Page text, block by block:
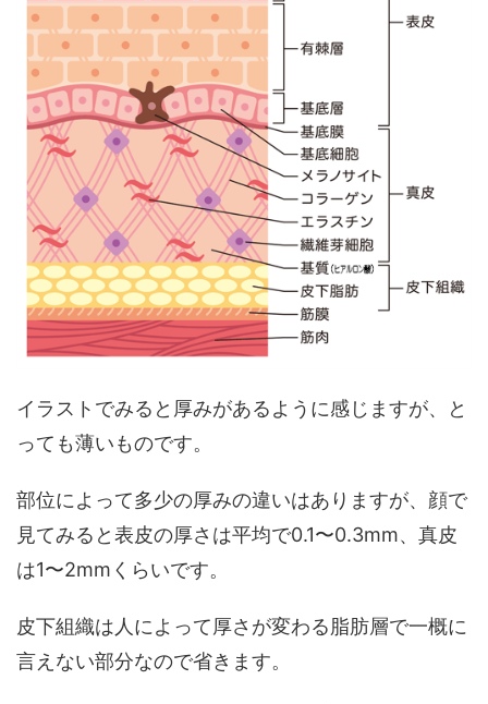
イラストでみると厚みがあるように感じますが、と
っても薄いものです。
部位によって多少の厚みの違いはありますが、顔で
見てみると表皮の厚さは平均で0.1〜0.3mm、真皮
は1〜2mmくらいです。
皮下組織は人によって厚さが変わる脂肪層で一概に
言えない部分なので省きます。